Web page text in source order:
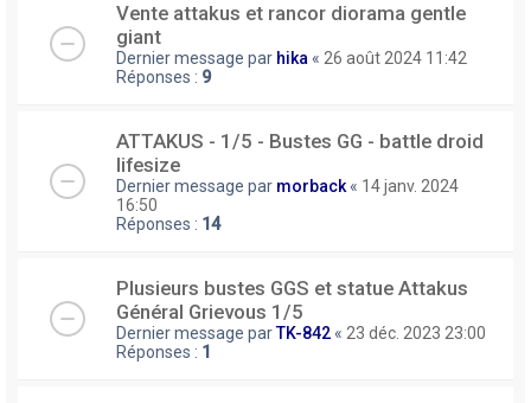
Vente attakus et rancor diorama gentle
giant
Dernier message par hika « 26 août 2024 11:42
Réponses : 9
ATTAKUS - 1/5 - Bustes GG - battle droid
lifesize
Dernier message par morback « 14 janv. 2024
16:50
Réponses : 14
Plusieurs bustes GGS et statue Attakus
Général Grievous 1/5
Dernier message parTK-842 « 23 déc. 2023 23:00
Réponses : 1